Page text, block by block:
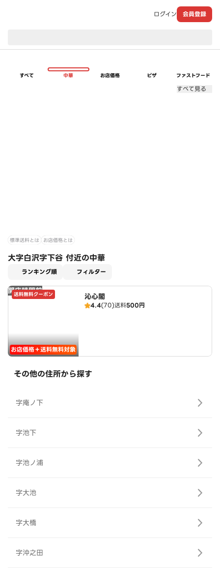
ログイン 会員登録
すべて 中華 お店価格 ピザ ファストフード
すべて見る
標準送料とは お店価格とは
大字白沢字下谷 付近の中華
ランキング順 フィルター
開店時間前
送料無料クーポン
お店価格＋送料無料対象
沁心閣
4.4(70)送料500円
その他の住所から探す
字庵ノ下
字池下
字池ノ浦
字大池
字大橋
字沖之田